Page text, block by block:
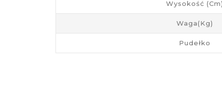
Wysokość
Waga(kg)
Pudełko